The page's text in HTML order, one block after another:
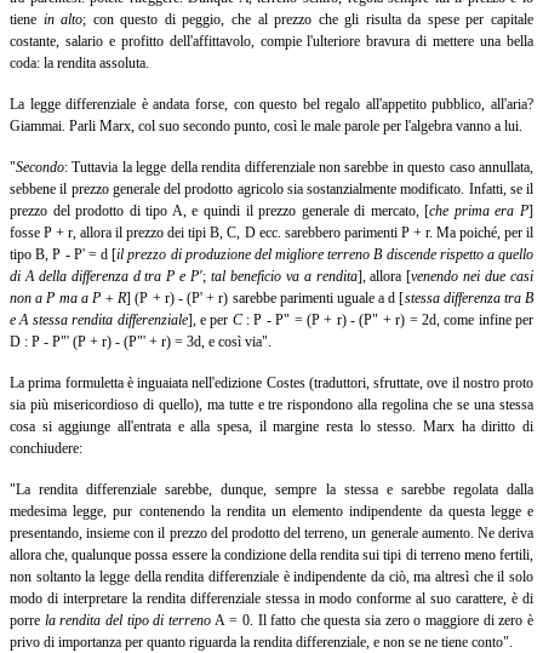
tiene in alto; con questo di peggio, che al prezzo che gli risulta da spese per capitale
costante, salario e profitto dell'affittavolo, compie l'ulteriore bravura di mettere una bella
coda: la rendita assoluta.
La legge differenziale è andata forse, con questo bel regalo all'appetito pubblico, all'aria?
Giammai. Parli Marx, col suo secondo punto, così le male parole per l'algebra vanno a lui.
"Secondo: Tuttavia la legge della rendita differenziale non sarebbe in questo caso annullata,
sebbene il prezzo generale del prodotto agricolo sia sostanzialmente modificato. Infatti, se il
prezzo del prodotto di tipo A, e quindi il prezzo generale di mercato, [che prima era P]
fosse P + r, allora il prezzo dei tipi B, C, D ecc. sarebbero parimenti P + r. Ma poiché, per il
tipo B, P - P' = d [il prezzo di produzione del migliore terreno B discende rispetto a quello
di A della differenza d tra P e P'; tal beneficio va a rendita], allora [venendo nei due casi
non a P ma a P + R] (P + r) - (P' + r) sarebbe parimenti uguale a d [stessa differenza tra B
e A stessa rendita differenziale], e per C: P - P" = (P + r) - (P" + r) = 2d, come infine per
D : P - P"' (P + r) - (P"' + r) = 3d, e così via".
La prima formuletta è inguaiata nell'edizione Costes (traduttori, sfruttate, ove il nostro proto
sia più misericordioso di quello), ma tutte e tre rispondono alla regolina che se una stessa
cosa si aggiunge all'entrata e alla spesa, il margine resta lo stesso. Marx ha diritto di
conchiudere:
"La rendita differenziale sarebbe, dunque, sempre la stessa e sarebbe regolata dalla
medesima legge, pur contenendo la rendita un elemento indipendente da questa legge e
presentando, insieme con il prezzo del prodotto del terreno, un generale aumento. Ne deriva
allora che, qualunque possa essere la condizione della rendita sui tipi di terreno meno fertili,
non soltanto la legge della rendita differenziale è indipendente da ciò, ma altresì che il solo
modo di interpretare la rendita differenziale stessa in modo conforme al suo carattere, è di
porre la rendita del tipo di terrenoA = 0. Il fatto che questa sia zero o maggiore di zero è
privo di importanza per quanto riguarda la rendita differenziale, e non se ne tiene conto".